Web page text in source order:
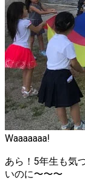
Waaaaaaa!
あら！5年生も気
いのに〜〜〜